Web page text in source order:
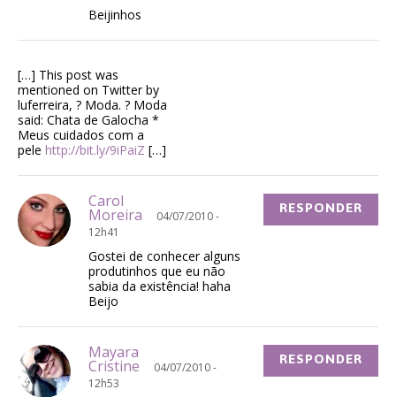
Beijinhos
[…] This post was
mentioned on Twitter by
luferreira, ? Moda. ? Moda
said: Chata de Galocha *
Meus cuidados com a
pele http://bit.ly/9iPaiZ […]
Carol
Moreira
04/07/2010 -
12h41
Gostei de conhecer alguns
produtinhos que eu não
sabia da existência! haha
Beijo
RESPONDER
Mayara
Cristine
04/07/2010 -
12h53
RESPONDER